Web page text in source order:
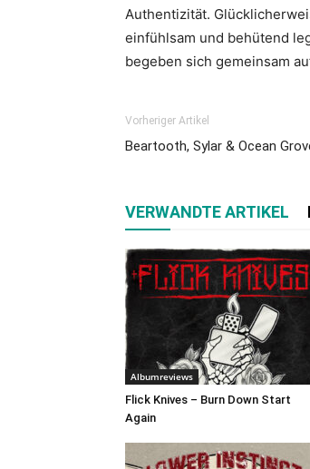
Authentizität.
einfühlsam und behütend
begeben sich gemeinsam
Vorheriger Artikel
Beartooth, Sylar & Ocean
VERWANDTE ARTIKEL
Albumreviews
Flick Knives – Burn Down Start
Again